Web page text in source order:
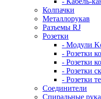
Колпачки
Металлорукав
Разъемы RJ
Розетки
- Модули
- Розетки
- Розетки
- Розетки
- Розетки
Соединители
Спиральные